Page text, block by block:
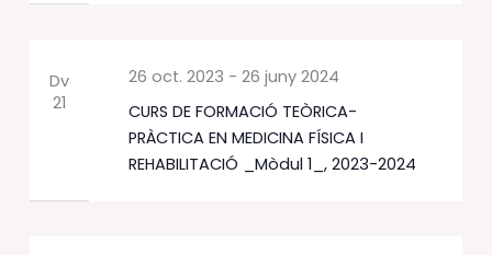
Dv
21
CURS DE FORMACIÓ TEÒRICA-
PRÀCTICA EN MEDICINA FÍSICA I
REHABILITACIÓ _Mòdul 1_, 2023-2024
26 oct. 2023 - 26 juny 2024